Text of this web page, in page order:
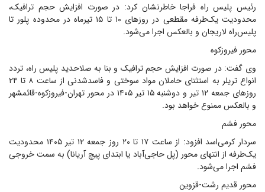
رئیس پلیس راه فراجا خاطرنشان کرد: در صورت افزایش حجم ترافیک،
محدودیت یک‌طرفه مقطعی در روزهای ۱۰ تا ۱۵ تیرماه در محدوده پلور تا
پلیس‌راه لاریجان و بالعکس اجرا می‌شود.
محور فیروزکوه
وی گفت: در صورت افزایش حجم ترافیک و بنا به صلاحدید پلیس راه، تردد
انواع تریلر به استثنای حاملان مواد سوختی و فاسدشدنی از ساعت ۸ تا ۲۴
روزهای جمعه ۱۲ تیر و دوشنبه ۱۵ تیر ۱۴۰۵ در محور تهران-فیروزکوه-قائمشهر
و بالعکس ممنوع خواهد بود.
محور فشم
سردار کرمی‌اسد افزود: از ساعت ۱۷ تا ۲۰ روز جمعه ۱۲ تیر ۱۴۰۵ محدودیت
یک‌طرفه از انتهای محور (پل حاجی‌آباد یا ابتدای پیچ آریانا) به سمت خروجی
فشم اجرا می‌شود.
محور قدیم رشت-قزوین